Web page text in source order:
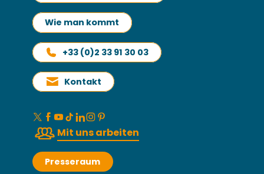
Wie man kommt
+33 (0)2 33 91 30 03
Kontakt
Mit uns arbeiten
Presseraum